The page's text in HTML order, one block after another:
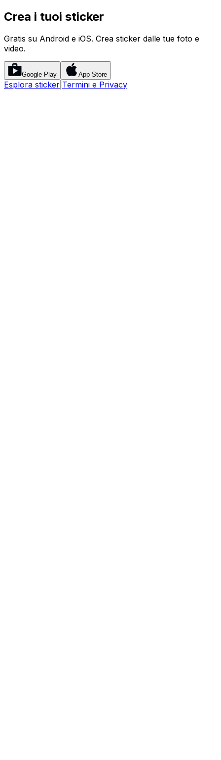
Crea i tuoi sticker
Gratis su Android e iOS. Crea sticker dalle tue foto e
video.
Google Play App Store
Esplora sticker Termini e Privacy